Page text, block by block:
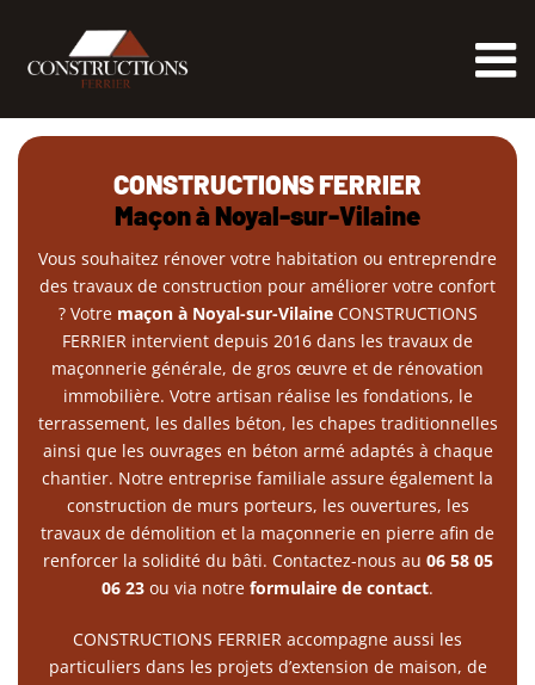
contenu
CONSTRUCTIONS FERRIER
Maçon à Noyal-sur-Vilaine
Vous souhaitez rénover votre habitation ou entreprendre
des travaux de construction pour améliorer votre confort
? Votre maçon à Noyal-sur-VilaineCONSTRUCTIONS
FERRIER intervient depuis 2016 dans les travaux de
maçonnerie générale, de gros œuvre et de rénovation
immobilière. Votre artisan réalise les fondations, le
terrassement, les dalles béton, les chapes traditionnelles
ainsi que les ouvrages en béton armé adaptés à chaque
chantier. Notre entreprise familiale assure également la
construction de murs porteurs, les ouvertures, les
travaux de démolition et la maçonnerie en pierre afin de
renforcer la solidité du bâti. Contactez-nous au 06 58 05
06 23 ou via notre formulaire de contact.
CONSTRUCTIONS FERRIER accompagne aussi les
particuliers dans les projets d’extension de maison, de